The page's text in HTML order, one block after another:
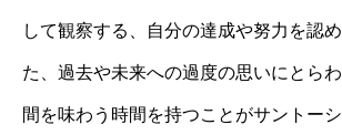
して観察する、自分の達成や努力を認
た、過去や未来への過度の思いにとら
間を味わう時間を持つことがサントー